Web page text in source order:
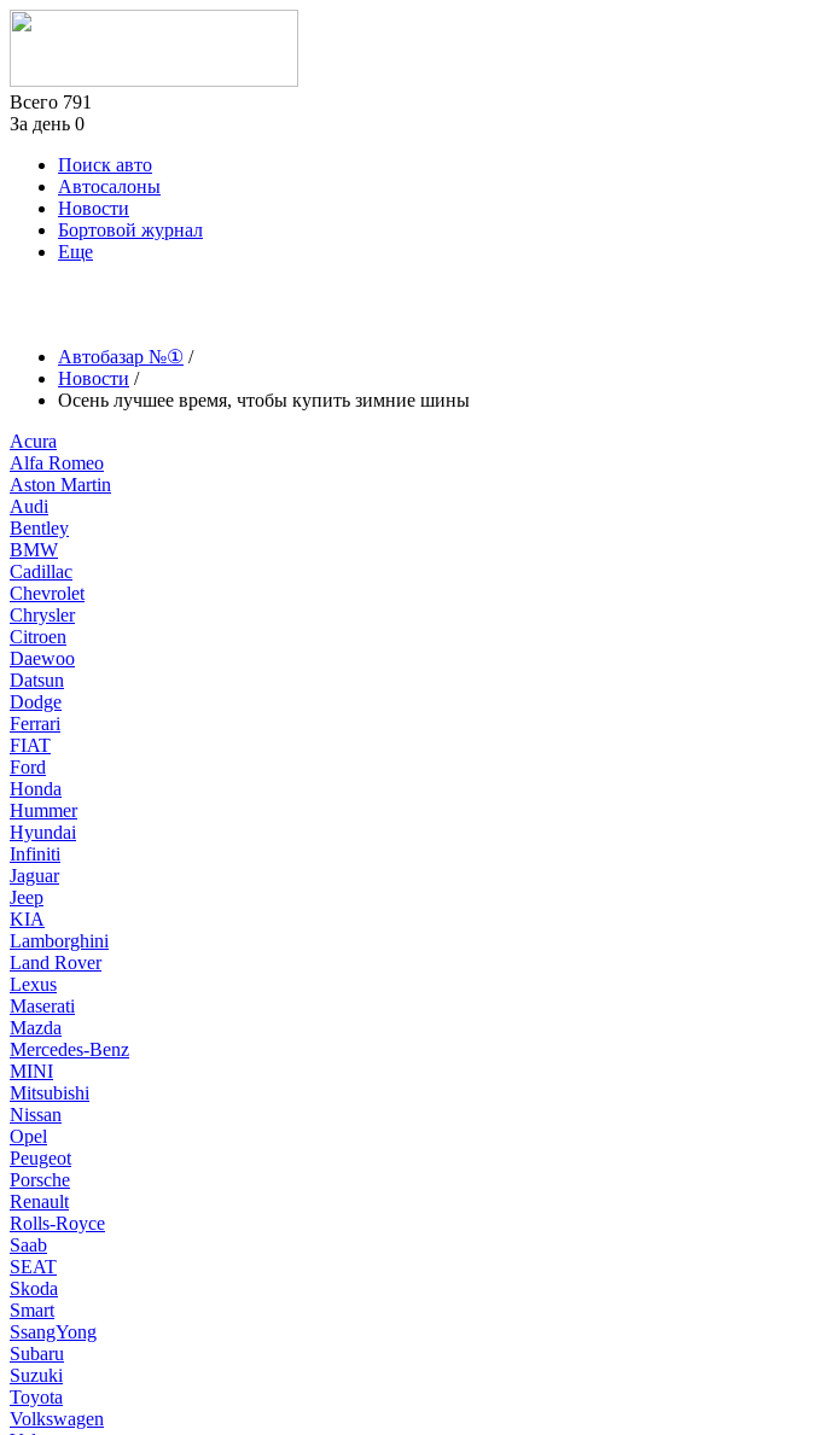
Всего 791
За день 0
Поиск авто
Автосалоны
Новости
Бортовой журнал
Еще
Автобазар №① /
Новости /
Осень лучшее время, чтобы купить зимние шины
Acura
Alfa Romeo
Aston Martin
Audi
Bentley
BMW
Cadillac
Chevrolet
Chrysler
Citroen
Daewoo
Datsun
Dodge
Ferrari
FIAT
Ford
Honda
Hummer
Hyundai
Infiniti
Jaguar
Jeep
KIA
Lamborghini
Land Rover
Lexus
Maserati
Mazda
Mercedes-Benz
MINI
Mitsubishi
Nissan
Opel
Peugeot
Porsche
Renault
Rolls-Royce
Saab
SEAT
Skoda
Smart
SsangYong
Subaru
Suzuki
Toyota
Volkswagen